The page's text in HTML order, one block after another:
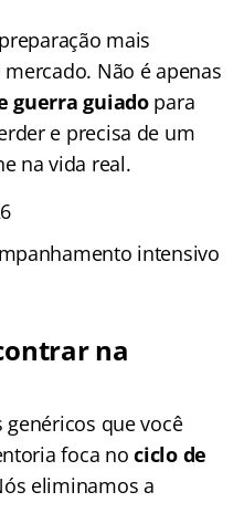
mais
Não é apenas
guerra guiado para
e precisa de um
na vida real.
intensivo
na
que você
foca nociclo de
eliminamos a